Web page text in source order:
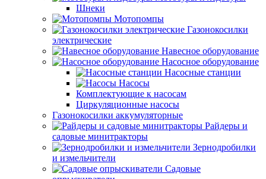
Шнеки
Мотопомпы
Газонокосилки
электрические
Навесное оборудование
Насосное оборудование
Насосные станции
Насосы
Комплектующие к насосам
Циркуляционные насосы
Газонокосилки аккумуляторные
Райдеры и
садовые минитракторы
Зернодробилки
и измельчители
Садовые